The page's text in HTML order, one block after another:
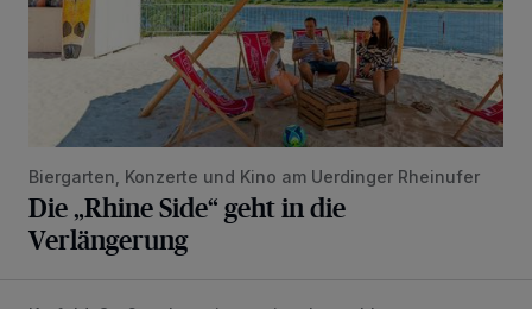
Biergarten, Konzerte und Kino am Uerdinger Rheinufer
Die „Rhine Side“ geht in die
Verlängerung